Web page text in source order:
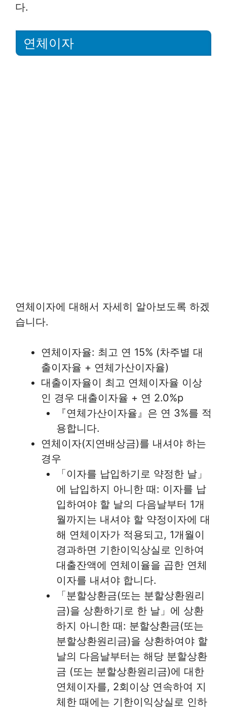
다.
연체이자
연체이자에 대해서 자세히 알아보도록 하겠
습니다.
연체이자율: 최고 연 15% (차주별 대
출이자율 + 연체가산이자율)
대출이자율이 최고 연체이자율 이상
인 경우 대출이자율 + 연 2.0%p
『연체가산이자율』은 연 3%를 적
용합니다.
연체이자(지연배상금)를 내셔야 하는
경우
「이자를 납입하기로 약정한 날」
에 납입하지 아니한 때: 이자를 납
입하여야 할 날의 다음날부터 1개
월까지는 내셔야 할 약정이자에 대
해 연체이자가 적용되고, 1개월이
경과하면 기한이익상실로 인하여
대출잔액에 연체이율을 곱한 연체
이자를 내셔야 합니다.
「분할상환금(또는 분할상환원리
금)을 상환하기로 한 날」에 상환
하지 아니한 때: 분할상환금(또는
분할상환원리금)을 상환하여야 할
날의 다음날부터는 해당 분할상환
금 (또는 분할상환원리금)에 대한
연체이자를, 2회이상 연속하여 지
체한 때에는 기한이익상실로 인하